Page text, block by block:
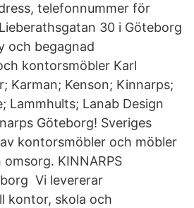
telefonnummer för
30 i Göteborg
och begagnad
kontorsmöbler Karl
Karman; Kenson; Kinnarps;
Lammhults; Lanab Design
Göteborg! Sveriges
kontorsmöbler och möbler
KINNARPS
Vi levererar
kontor, skola och